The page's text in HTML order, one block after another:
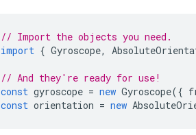
// Import the objects you need.
import { Gyroscope,
// And they're ready for use!
const gyroscope = new Gyroscope({
const orientation = new